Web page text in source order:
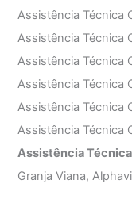
Assistência Técnica
Assistência Técnica
Assistência Técnica
Assistência Técnica
Assistência Técnica
Assistência Técnica
Assistência
Granja Viana,